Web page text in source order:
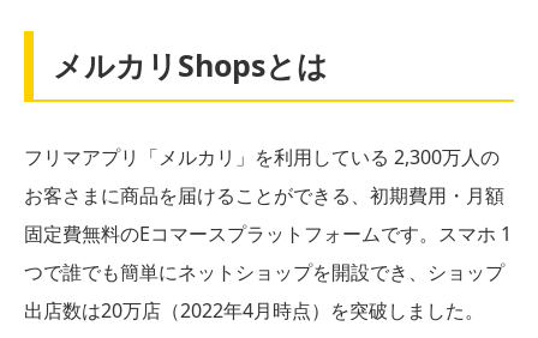
メルカリShopsとは
フリマアプリ「メルカリ」を利用している 2,300万人の
お客さまに商品を届けることができる、初期費用・月額
固定費無料のEコマースプラットフォームです。スマホ 1
つで誰でも簡単にネットショップを開設でき、ショップ
出店数は20万店（2022年4月時点）を突破しました。